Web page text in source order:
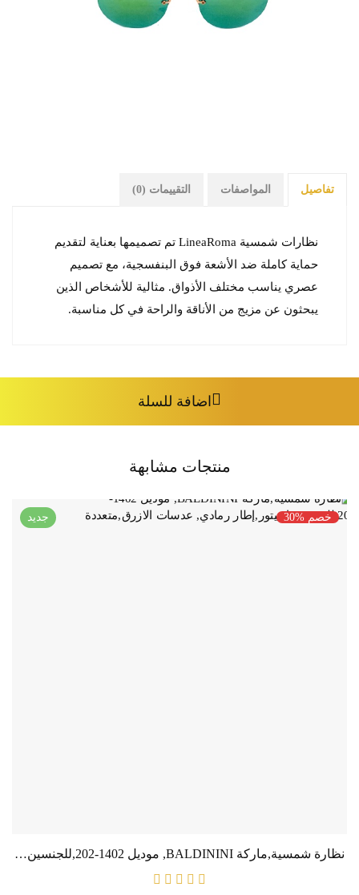
تفاصيل المواصفات التقييمات (0)
نظارات شمسية LineaRoma تم تصميمها بعناية لتقديم
حماية كاملة ضد الأشعة فوق البنفسجية، مع تصميم
عصري يناسب مختلف الأذواق. مثالية للأشخاص الذين
يبحثون عن مزيج من الأناقة والراحة في كل مناسبة.
اضافة للسلة
منتجات مشابهة
جديد خصم %30
نظارة شمسية,ماركة BALDININI, موديل 1402-202,للجنسين,افييتور,إطار رمادي, عدسات الازرق,متعددة